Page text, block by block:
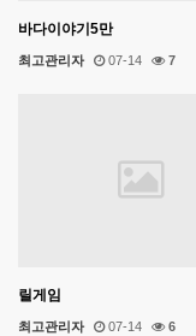
바다이야기5만
최고관리자 07-14 7
릴게임
최고관리자 07-14 6